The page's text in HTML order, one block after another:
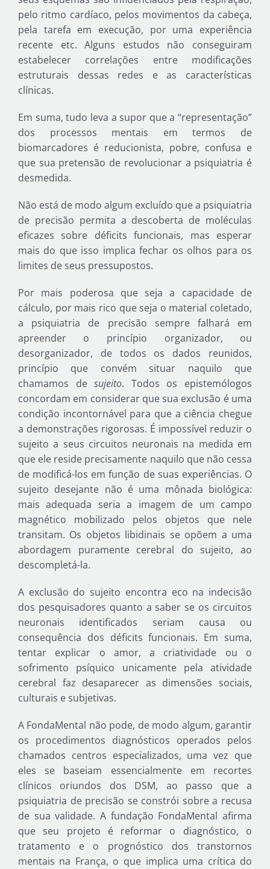
pelo ritmo cardíaco, pelos movimentos da cabeça,
pela tarefa em execução, por uma experiência
recente etc. Alguns estudos não conseguiram
estabelecer correlações entre modificações
estruturais dessas redes e as características
clínicas.
Em suma, tudo leva a supor que a “representação”
dos processos mentais em termos de
biomarcadores é reducionista, pobre, confusa e
que sua pretensão de revolucionar a psiquiatria é
desmedida.
Não está de modo algum excluído que a psiquiatria
de precisão permita a descoberta de moléculas
eficazes sobre déficits funcionais, mas esperar
mais do que isso implica fechar os olhos para os
limites de seus pressupostos.
Por mais poderosa que seja a capacidade de
cálculo, por mais rico que seja o material coletado,
a psiquiatria de precisão sempre falhará em
apreender o princípio organizador, ou
desorganizador, de todos os dados reunidos,
princípio que convém situar naquilo que
chamamos desujeito. Todos os epistemólogos
concordam em considerar que sua exclusão é uma
condição incontornável para que a ciência chegue
a demonstrações rigorosas. É impossível reduzir o
sujeito a seus circuitos neuronais na medida em
que ele reside precisamente naquilo que não cessa
de modificá-los em função de suas experiências. O
sujeito desejante não é uma mônada biológica:
mais adequada seria a imagem de um campo
magnético mobilizado pelos objetos que nele
transitam. Os objetos libidinais se opõem a uma
abordagem puramente cerebral do sujeito, ao
descompletá-la.
A exclusão do sujeito encontra eco na indecisão
dos pesquisadores quanto a saber se os circuitos
neuronais identificados seriam causa ou
consequência dos déficits funcionais. Em suma,
tentar explicar o amor, a criatividade ou o
sofrimento psíquico unicamente pela atividade
cerebral faz desaparecer as dimensões sociais,
culturais e subjetivas.
A FondaMental não pode, de modo algum, garantir
os procedimentos diagnósticos operados pelos
chamados centros especializados, uma vez que
eles se baseiam essencialmente em recortes
clínicos oriundos dos DSM, ao passo que a
psiquiatria de precisão se constrói sobre a recusa
de sua validade. A fundação FondaMental afirma
que seu projeto é reformar o diagnóstico, o
tratamento e o prognóstico dos transtornos
mentais na França, o que implica uma crítica do